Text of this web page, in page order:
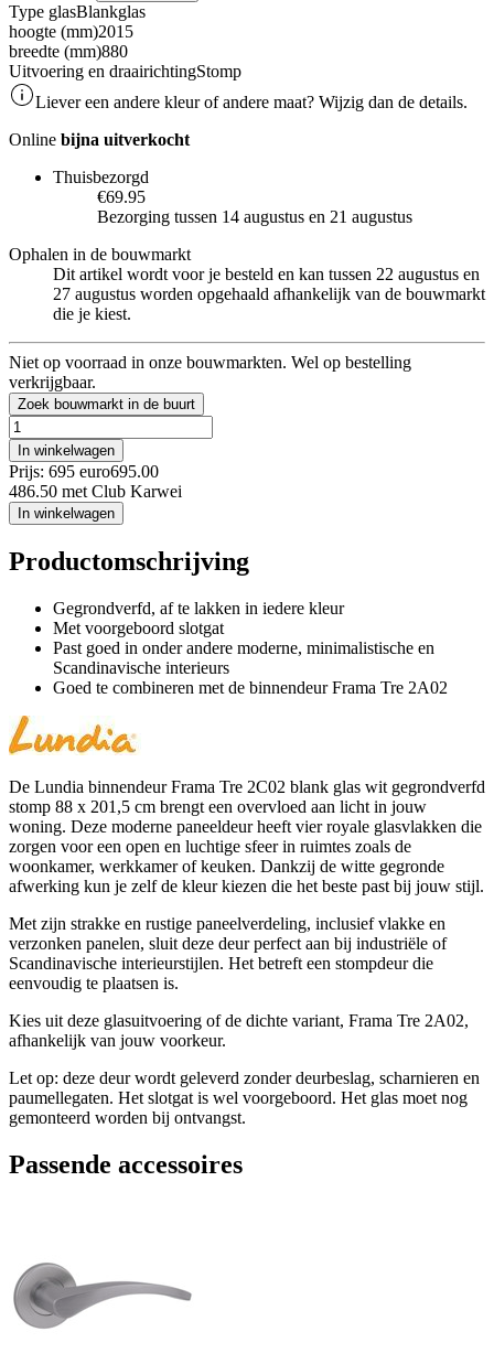
Type glasBlankglas
hoogte (mm)2015
breedte (mm)880
Uitvoering en draairichtingStomp
Liever een andere kleur of andere maat? Wijzig dan de details.
Online bijna uitverkocht
Thuisbezorgd
€69.95
Bezorging tussen 14 augustus en 21 augustus
Ophalen in de bouwmarkt
Dit artikel wordt voor je besteld en kan tussen 22 augustus en
27 augustus worden opgehaald afhankelijk van de bouwmarkt
die je kiest.
Niet op voorraad in onze bouwmarkten. Wel op bestelling
verkrijgbaar.
Zoek bouwmarkt in de buurt
In winkelwagen
Prijs: 695 euro695.00
486.50 met Club Karwei
In winkelwagen
Productomschrijving
Gegrondverfd, af te lakken in iedere kleur
Met voorgeboord slotgat
Past goed in onder andere moderne, minimalistische en
Scandinavische interieurs
Goed te combineren met de binnendeur Frama Tre 2A02
De Lundia binnendeur Frama Tre 2C02 blank glas wit gegrondverfd
stomp 88 x 201,5 cm brengt een overvloed aan licht in jouw
woning. Deze moderne paneeldeur heeft vier royale glasvlakken die
zorgen voor een open en luchtige sfeer in ruimtes zoals de
woonkamer, werkkamer of keuken. Dankzij de witte gegronde
afwerking kun je zelf de kleur kiezen die het beste past bij jouw stijl.
Met zijn strakke en rustige paneelverdeling, inclusief vlakke en
verzonken panelen, sluit deze deur perfect aan bij industriële of
Scandinavische interieurstijlen. Het betreft een stompdeur die
eenvoudig te plaatsen is.
Kies uit deze glasuitvoering of de dichte variant, Frama Tre 2A02,
afhankelijk van jouw voorkeur.
Let op: deze deur wordt geleverd zonder deurbeslag, scharnieren en
paumellegaten. Het slotgat is wel voorgeboord. Het glas moet nog
gemonteerd worden bij ontvangst.
Passende accessoires